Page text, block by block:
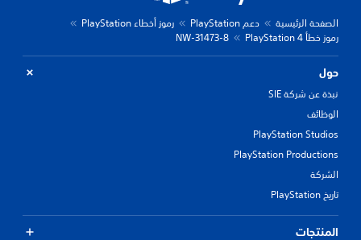
الصفحة الرئيسية دعم PlayStation
رموز أخطاء PlayStation
رموز خطأ PlayStation 4
NW-31473-8
حول
نبذة عن شركة SIE
الوظائف
PlayStation Studios
PlayStation Productions
الشركة
تاريخ PlayStation
المنتجات